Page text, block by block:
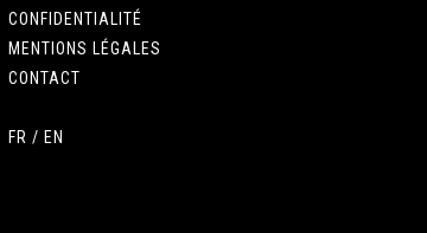
CONFIDENTIALITÉ
MENTIONS LÉGALES
CONTACT
FR / EN